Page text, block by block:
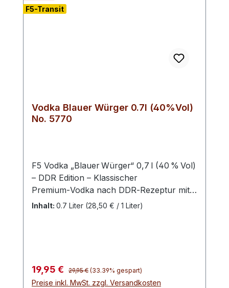
F5-Transit
Vodka Blauer Würger 0.7l (40%Vol)
No. 5770
F5 Vodka „Blauer Würger“ 0,7 l (40 % Vol)
– DDR Edition – Klassischer
Premium‑Vodka nach DDR‑Rezeptur mit
klarer, reiner Struktur und fein
Cocktails. Der F5 Vodka „Blauer Würger“
Inhalt: 0.7 Liter (28,50 € / 1 Liter)
Verkaufspreis:
19,95 € Regulärer Preis:
29,95 € (33.39% gespart)
Preise inkl. MwSt. zzgl. Versandkosten